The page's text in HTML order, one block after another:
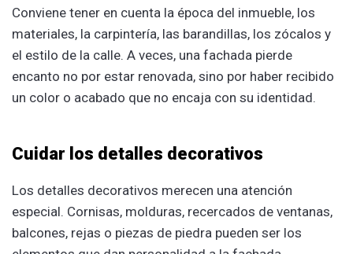
Conviene tener en cuenta la época del inmueble, los
materiales, la carpintería, las barandillas, los zócalos y
el estilo de la calle. A veces, una fachada pierde
encanto no por estar renovada, sino por haber recibido
un color o acabado que no encaja con su identidad.
Cuidar los detalles decorativos
Los detalles decorativos merecen una atención
especial. Cornisas, molduras, recercados de ventanas,
balcones, rejas o piezas de piedra pueden ser los